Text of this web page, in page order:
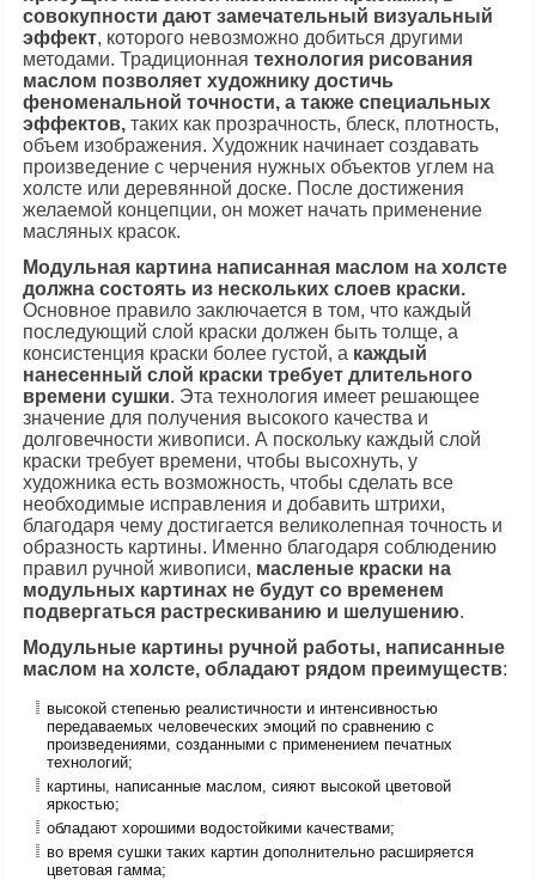
совокупности дают замечательный визуальный
эффект, которого невозможно добиться другими
методами. Традиционная технология рисования
маслом позволяет художнику достичь
феноменальной точности, а также специальных
эффектов,таких как прозрачность, блеск, плотность,
объем изображения. Художник начинает создавать
произведение с черчения нужных объектов углем на
холсте или деревянной доске. После достижения
желаемой концепции, он может начать применение
масляных красок.
Модульная картина написанная маслом на холсте
должна состоять из нескольких слоев краски.
Основное правило заключается в том, что каждый
последующий слой краски должен быть толще, а
консистенция краски более густой, а каждый
нанесенный слой краски требует длительного
времени сушки. Эта технология имеет решающее
значение для получения высокого качества и
долговечности живописи. А поскольку каждый слой
краски требует времени, чтобы высохнуть, у
художника есть возможность, чтобы сделать все
необходимые исправления и добавить штрихи,
благодаря чему достигается великолепная точность и
образность картины. Именно благодаря соблюдению
правил ручной живописи, масленые краски на
модульных картинах не будут со временем
подвергаться растрескиванию и шелушению.
Модульные картины ручной работы, написанные
маслом на холсте, обладают рядом преимуществ:
высокой степенью реалистичности и интенсивностью
передаваемых человеческих эмоций по сравнению с
произведениями, созданными с применением печатных
технологий;
картины, написанные маслом, сияют высокой цветовой
яркостью;
обладают хорошими водостойкими качествами;
во время сушки таких картин дополнительно расширяется
цветовая гамма;